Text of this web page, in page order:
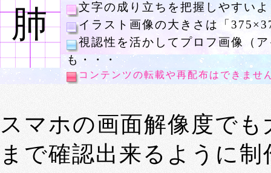
肺
文字の成り立ちを把握しやすい
イラスト画像の大きさは「
視認性を活かしてプロフ画像（
も・・・
コンテンツの転載や再配布はできませ
スマホの画面解像度で
まで確認出来るように